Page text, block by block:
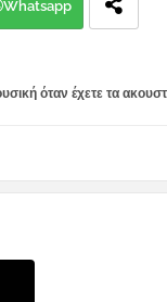
Whatsapp
όταν έχετε τα